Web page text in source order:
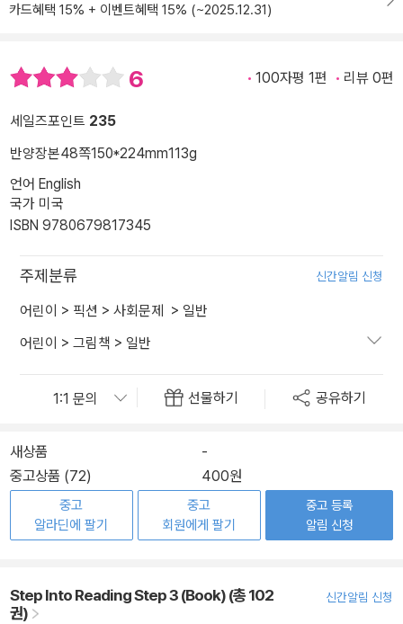
카드혜택 15% + 이벤트혜택 15% (~2025.12.31)
6 100자평 1편 리뷰 0편
세일즈포인트 235
반양장본48쪽150*224mm113g
언어 English
국가 미국
ISBN 9780679817345
주제분류 신간알림 신청
어린이 > 픽션 > 사회문제 > 일반
어린이 > 그림책 > 일반
선물하기 공유하기
새상품
-
중고상품 (72)
400원
중고
알라딘에 팔기
중고
회원에게 팔기
중고 등록
알림 신청
Step Into Reading Step 3 (Book) (총 102
권)
신간알림 신청